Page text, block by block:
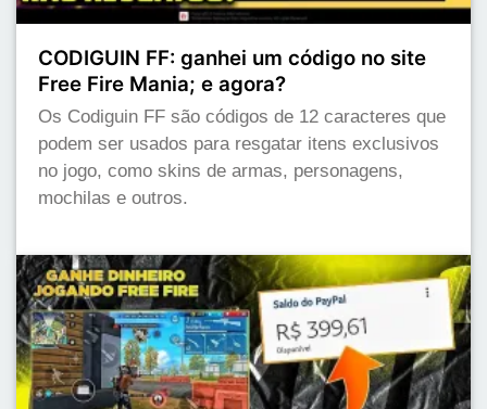
CODIGUIN FF: ganhei um código no site
Free Fire Mania; e agora?
Os Codiguin FF são códigos de 12 caracteres que
podem ser usados para resgatar itens exclusivos
no jogo, como skins de armas, personagens,
mochilas e outros.